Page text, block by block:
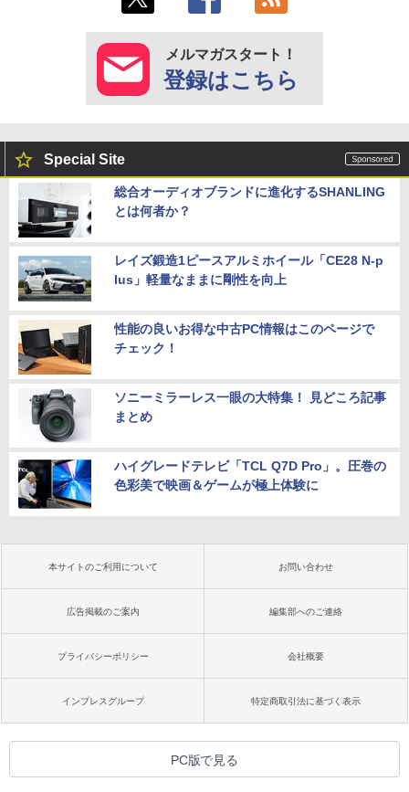
メルマガスタート！
登録はこちら
Special Site
総合オーディオブランドに進化するSHANLING
とは何者か？
レイズ鍛造1ピースアルミホイール「CE28 N-p
lus」軽量なままに剛性を向上
性能の良いお得な中古PC情報はこのページで
チェック！
ソニーミラーレス一眼の大特集！ 見どころ記事
まとめ
ハイグレードテレビ「TCL Q7D Pro」。圧巻の
色彩美で映画＆ゲームが極上体験に
本サイトのご利用について お問い合わせ
広告掲載のご案内 編集部へのご連絡
プライバシーポリシー 会社概要
インプレスグループ 特定商取引法に基づく表示
PC版で見る